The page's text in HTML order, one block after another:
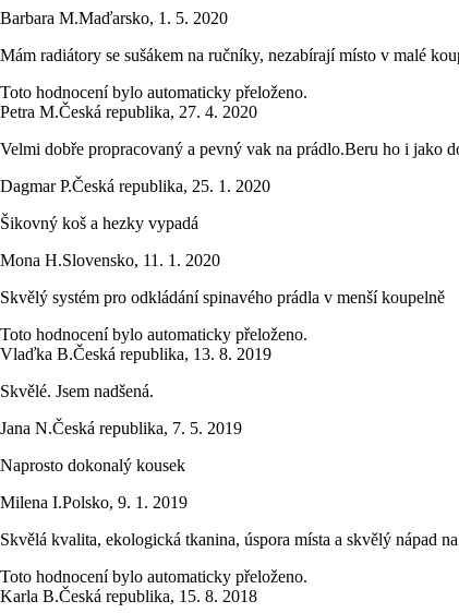
Barbara M.Maďarsko, 1. 5. 2020
Mám radiátory se sušákem na ručníky, nezabírají místo v malé
Toto hodnocení bylo automaticky přeloženo.
Petra M.Česká republika, 27. 4. 2020
Velmi dobře propracovaný a pevný vak na prádlo.Beru ho i jako
Dagmar P.Česká republika, 25. 1. 2020
Šikovný koš a hezky vypadá
Mona H.Slovensko, 11. 1. 2020
Skvělý systém pro odkládání spinavého prádla v menší koupelně
Toto hodnocení bylo automaticky přeloženo.
Vlaďka B.Česká republika, 13. 8. 2019
Skvělé. Jsem nadšená.
Jana N.Česká republika, 7. 5. 2019
Naprosto dokonalý kousek
Milena I.Polsko, 9. 1. 2019
Skvělá kvalita, ekologická tkanina, úspora místa a skvělý nápad
Toto hodnocení bylo automaticky přeloženo.
Karla B.Česká republika, 15. 8. 2018